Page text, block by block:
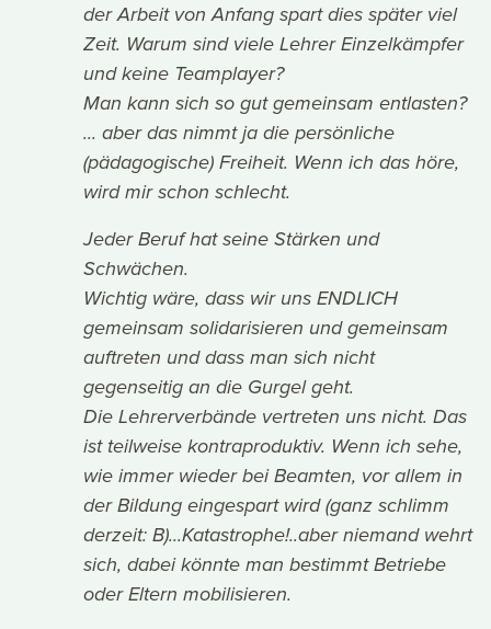
der Arbeit von Anfang spart dies später viel
Zeit. Warum sind viele Lehrer Einzelkämpfer
und keine Teamplayer?
Man kann sich so gut gemeinsam entlasten?
... aber das nimmt ja die persönliche
(pädagogische) Freiheit. Wenn ich das höre,
wird mir schon schlecht.
Jeder Beruf hat seine Stärken und
Schwächen.
Wichtig wäre, dass wir uns ENDLICH
gemeinsam solidarisieren und gemeinsam
auftreten und dass man sich nicht
gegenseitig an die Gurgel geht.
Die Lehrerverbände vertreten uns nicht. Das
ist teilweise kontraproduktiv. Wenn ich sehe,
wie immer wieder bei Beamten, vor allem in
der Bildung eingespart wird (ganz schlimm
derzeit: B)...Katastrophe!..aber niemand wehrt
sich, dabei könnte man bestimmt Betriebe
oder Eltern mobilisieren.